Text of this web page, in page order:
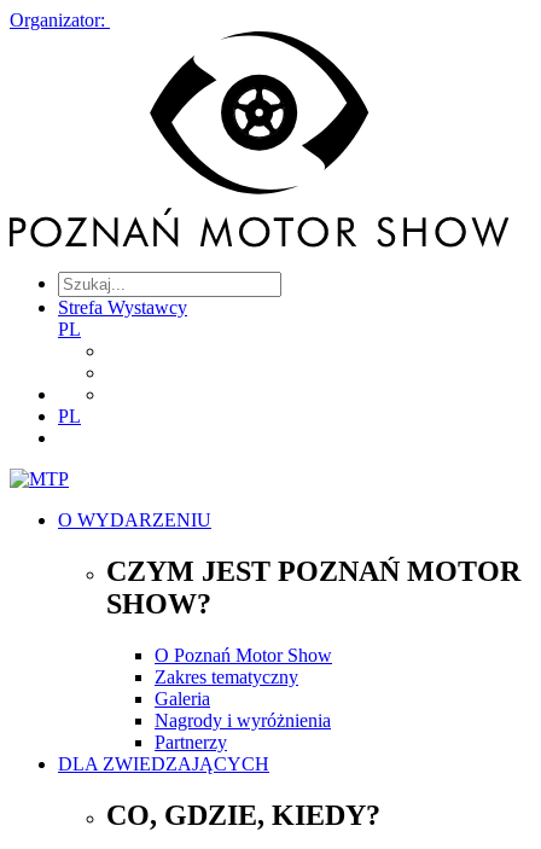
Organizator:
Strefa Wystawcy
PL
PL
O WYDARZENIU
CZYM JEST POZNAŃ MOTOR
SHOW?
O Poznań Motor Show
Zakres tematyczny
Galeria
Nagrody i wyróżnienia
Partnerzy
DLA ZWIEDZAJĄCYCH
CO, GDZIE, KIEDY?